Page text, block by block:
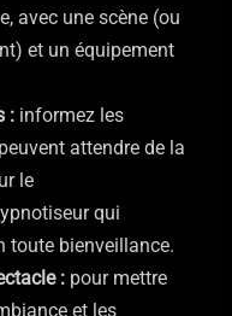
avec une scène (ou
et un équipement
:informez les
attendre de la
le
qui
toute bienveillance.
:pour mettre
et les